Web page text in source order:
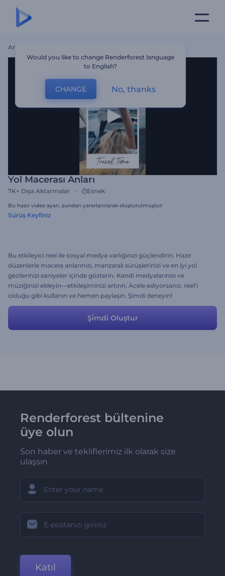
Ana Sayfa
Yol Macerası Anları
7K+ Dışa Aktarmalar Esnek
Bu hazır video ayarı, şundan yararlanılarak oluşturulmuştur:
Sürüş Keyfiniz
Bu etkileyici reel ile sosyal medya varlığınızı güçlendirin. Hazır
düzenlerle macera anlarınızı, manzaralı sürüşlerinizi ve en iyi yol
gezilerinizi saniyeler içinde gösterin. Kendi medyalarınızı ve
müziğinizi ekleyin—etkileşiminizi artırın. Acele ediyorsanız, reel’i
olduğu gibi kullanın ve hemen paylaşın. Şimdi deneyin!
Şi̇mdi̇ Oluştur
Renderforest bültenine
üye olun
Son haber ve tekliflerimiz ilk olarak size
ulaşsın
Katıl
Would you like to change Renderforest language
to English?
CHANGE No, thanks